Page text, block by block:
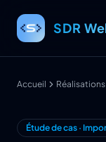
SDR
Accueil Réalisations
Étude de cas ·